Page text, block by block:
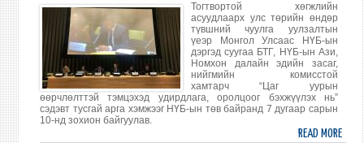
Тогтвортой хөгжлийн
асуудлаарх улс төрийн өндөр
түвшний чуулга уулзалтын
үеэр Монгол Улсаас НҮБ-ын
дэргэд суугаа БТГ, НҮБ-ын Ази,
Номхон далайн эдийн засаг,
нийгмийн комисстой
хамтарч “Цаг уурын
өөрчлөлттэй тэмцэхэд удирдлага, оролцоог бэхжүүлэх нь”
сэдэвт тусгай арга хэмжээг НҮБ-ын төв байранд 7 дугаар сарын
10-нд зохион байгуулав.
READ MORE